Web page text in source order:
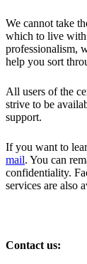
We cannot take
which to live with
professionalism,
help you sort
All users of the
strive to be
support.
If you want to
mail. You can
confidentiality.
services are also
Contact us: